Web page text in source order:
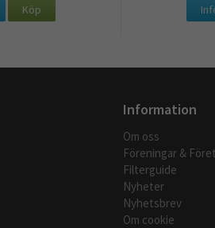
Köp
Information
Om oss
Föreningar &
Filterguide
Nyheter
Nyhetsbrev
Om cookie